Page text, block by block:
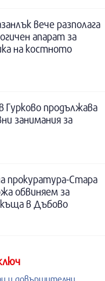
вече разполага
апарат за
на костното
Гурково продължава
занимания за
прокуратура-Стара
обвиняем за
в Дъбово
и довършителни